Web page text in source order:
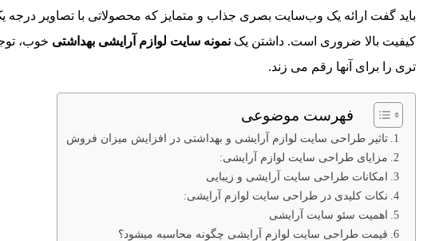
باید گفت ارائه یک وب‌سایت بصری جذاب و متمایز که محصولاتی با تصاویر درجه یک
کیفیت بالا ضروری است. داشتن یک نمونه سایت لوازم آرایشی بهداشتی خوب،
تری را برای آنها رقم می زند.
فهرست موضوعی
تاثیر طراحی سایت لوازم آرایشی و بهداشتی در افزایش میزان فروش
مزایای طراحی سایت لوازم آرایشی:
امکانات طراحی سایت آرایشی و زیبایی
نکات کلیدی در طراحی سایت لوازم آرایشی:
اهمیت سئو سایت آرایشی
قیمت طراحی سایت لوازم آرایشی چگونه محاسبه میشود؟